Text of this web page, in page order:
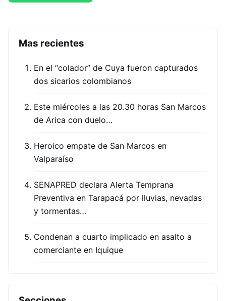
Mas recientes
En el “colador” de Cuya fueron capturados
dos sicarios colombianos
Este miércoles a las 20.30 horas San Marcos
de Arica con duelo…
Heroico empate de San Marcos en
Valparaíso
SENAPRED declara Alerta Temprana
Preventiva en Tarapacá por lluvias, nevadas
y tormentas…
Condenan a cuarto implicado en asalto a
comerciante en Iquique